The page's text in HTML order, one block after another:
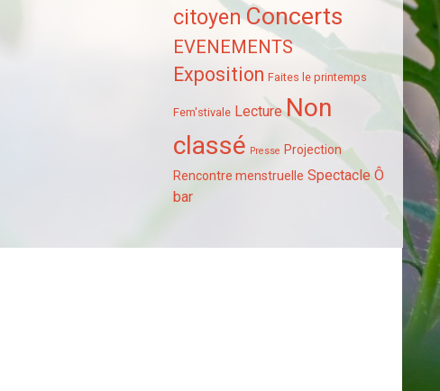
citoyenConcerts
EVENEMENTS
Exposition Faites le printemps
Fem'stivale Lecture Non
classé Presse Projection
Rencontre menstruelle Spectacle Ô
bar